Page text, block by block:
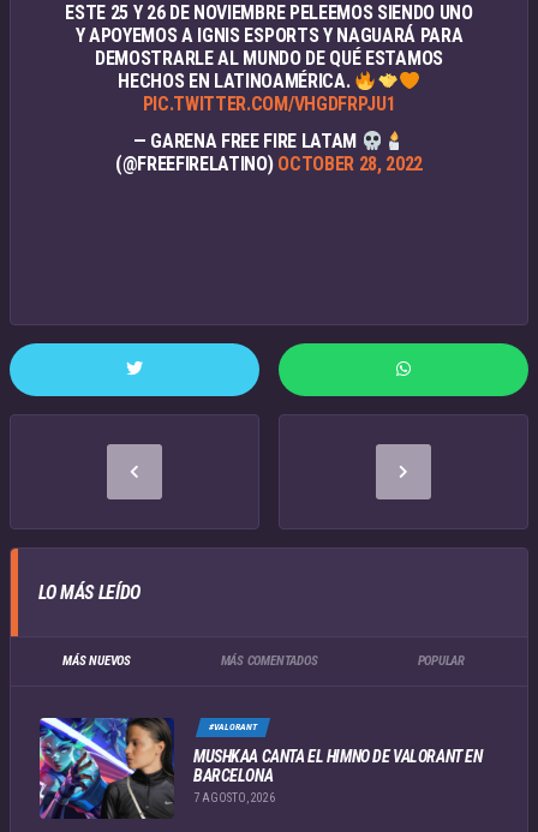
ESTE 25 Y 26 DE NOVIEMBRE PELEEMOS SIENDO UNO
Y APOYEMOS A IGNIS ESPORTS Y NAGUARÁ PARA
DEMOSTRARLE AL MUNDO DE QUÉ ESTAMOS
HECHOS EN LATINOAMÉRICA.
PIC.TWITTER.COM/VHGDFRPJU1
— GARENA FREE FIRE LATAM
(@FREEFIRELATINO) OCTOBER 28, 2022
LO MÁS LEÍDO
MÁS NUEVOS MÁS COMENTADOS POPULAR
#VALORANT
MUSHKAA CANTA EL HIMNO DE VALORANT EN
BARCELONA
7 AGOSTO, 2026